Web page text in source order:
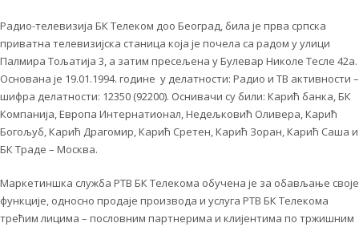
Радио-телевизија БК Телеком доо Београд, била је прва српска
приватна телевизијска станица која је почела са радом у улици
Палмира Тољатија 3, а затим пресељена у Булевар Николе Тесле 42а.
Основана је 19.01.1994. године у делатности: Радио и ТВ активности –
шифра делатности: 12350 (92200). Оснивачи су били: Карић банка, БК
Компанија, Европа Интернатионал, Недељковић Оливера, Карић
Богољуб, Карић Драгомир, Карић Сретен, Карић Зоран, Карић Саша и
БК Траде – Москва.
Маркетиншка служба РТВ БК Телекома обучена је за обављање своје
функције, односно продаје производа и услуга РТВ БК Телекома
трећим лицима – пословним партнерима и клијентима по тржишним